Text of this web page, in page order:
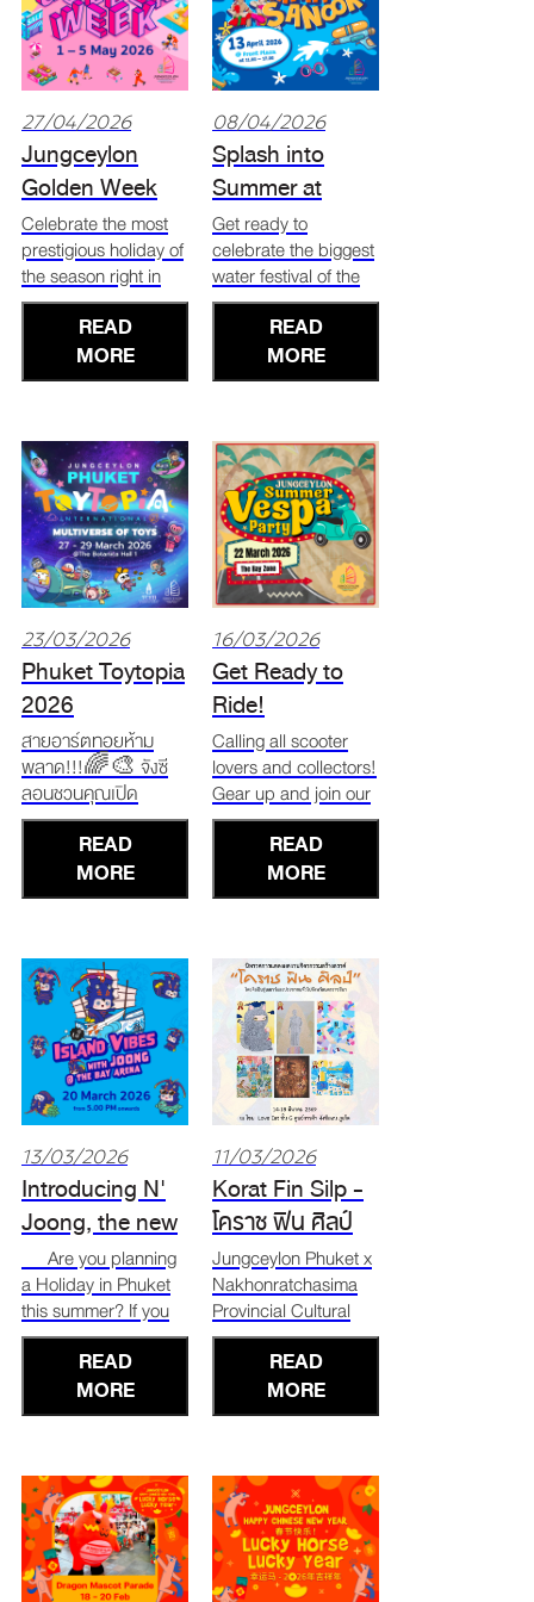
27/04/2026
Jungceylon
Golden Week
2026
Celebrate the most
prestigious holiday of
the season right in
the heart of Patong!
This May, Jungceylon
Shopping Center is
transforming into a
for travelers and
locals alike with our
exclusive Golden
Week celebrat
READ
MORE
08/04/2026
Splash into
Summer at
JUNGCEYLON
SONGKRAN
MAHA SANOOK
Get ready to
celebrate the biggest
water festival of the
year right in the heart
of Patong! This April,
Jungceylon Shopping
Mall is transforming
holiday destination
with the Songkran
Maha Sanook (Great
Fun) festival
READ
MORE
23/03/2026
Phuket Toytopia
2026
สายอาร์ตทอยห้าม
พลาด!!!🌈🎨 จังซี
ลอนชวนคุณเปิด
ประสบการณ์ความสนุก
ทะลุมิติ กับงาน Phuket
Toytopia
International:
✨ 📅27 – 29 มีนาคม
2026 📍The
Botanica Hall 1
เตรียมตัวพบกับ
✨อาร์ตทอยจากศิลปิน
และร้านค้าอาร์ตทอย
✨นิท
READ
MORE
16/03/2026
Get Ready to
Ride!
Jungceylon
Summer Vespa
Party 2026
Calling all scooter
lovers and collectors!
Gear up and join our
high-energy summer
party in the heart of
Patong. Whether you
are a local rider or on
this is the most stylish
way to celebrate the
season at Jungceylo
READ
MORE
13/03/2026
Introducing N'
Joong, the new
art toy mascot
for the summer
vacation |
Jungceylon
Are you planning
a Holiday in Phuket
this summer? If you
are looking for a fun,
family-friendly
activity, you need to
meet the island's
This summer
vacation, Jungceylon
shopping mall is
proudly introducing
N' Joon
READ
MORE
11/03/2026
Korat Fin Silp -
โคราช ฟิน ศิลป์
Jungceylon Phuket x
Nakhonratchasima
Provincial Cultural
Office with K-BATTLE
present "Korat Fin
Silp - โคราช ฟิน ศิลป์"
Korat Art Exhibition
the vibrant Korat art
community right here
in Phuket! FREE
ENTRY Explore 30
READ
MORE